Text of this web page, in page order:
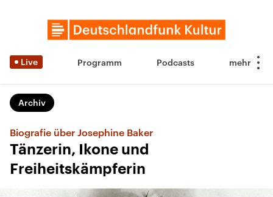
Live Programm Podcasts
Archiv
Biografie über Josephine Baker
Tänzerin, Ikone und
Freiheitskämpferin